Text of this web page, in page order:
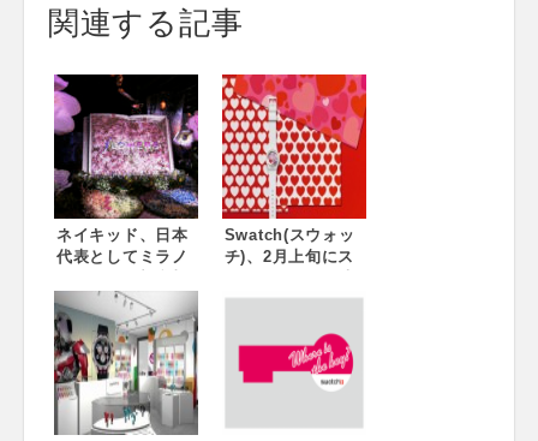
関連する記事
ネイキッド、日本
代表としてミラノ
WORLD DESIGN
WEEKS presents
“WORLD
FLOWERS” 4月17
日〜4月22日 トリ
エンナーレ・ミラ
ノで開催
Swatch(スウォッ
チ)、2月上旬にス
阪及び渋谷にてバ
トを開催！ ～店頭
でフォトブースを
体験してバレンタ
ッズをゲット～